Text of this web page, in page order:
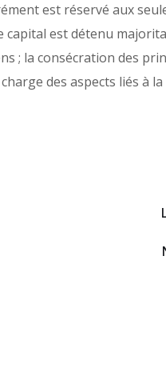
est réservé aux
est détenu
; la consécration des
des aspects liés à